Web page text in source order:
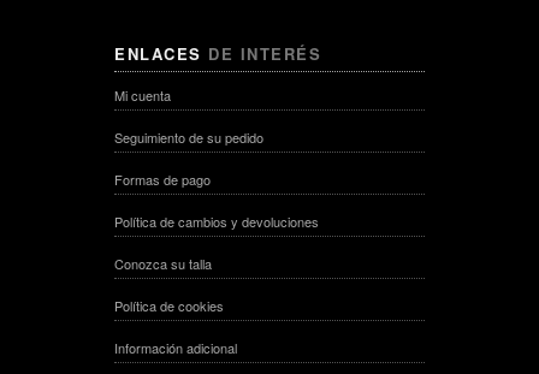
ENLACES DE INTERÉS
Mi cuenta
Seguimiento de su pedido
Formas de pago
Política de cambios y devoluciones
Conozca su talla
Política de cookies
Información adicional